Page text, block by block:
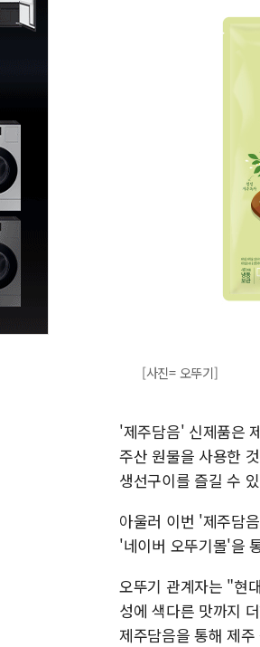
[사진= 오뚜기]
'제주담음' 신제품은
주산 원물을 사용한
생선구이를 즐길 수
아울러 이번 '제주담
'네이버 오뚜기몰'을
오뚜기 관계자는 "현
성에 색다른 맛까지
제주담음을 통해 제